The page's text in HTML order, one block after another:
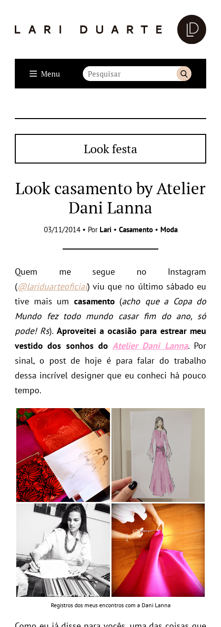
Menu
Look festa
Look casamento by Atelier
Dani Lanna
03/11/2014 • Por Lari • Casamento• Moda
Quem me segue no Instagram
(@lariduarteoficial) viu que no último sábado eu
tive mais um casamento (acho que a Copa do
Mundo fez todo mundo casar fim do ano, só
pode! Rs). Aproveitei a ocasião para estrear meu
vestido dos sonhos doAtelier Dani Lanna. Por
sinal, o post de hoje é para falar do trabalho
dessa incrível designer que eu conheci há pouco
tempo.
Registros dos meus encontros com a Dani Lanna